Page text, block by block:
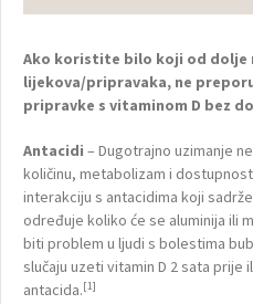
Ako koristite bilo koji od dolje
lijekova/pripravaka, ne
pripravke s vitaminom D bez
Antacidi – Dugotrajno uzimanje
količinu, metabolizam i
interakciju s antacidima koji
određuje koliko će se aluminija ili
biti problem u ljudi s bolestima
slučaju uzeti vitamin D 2 sata prije
antacida.[1]